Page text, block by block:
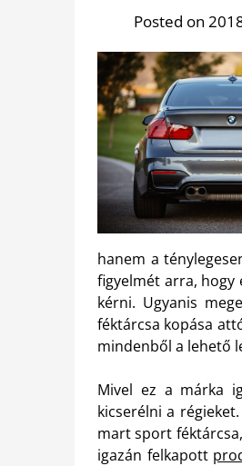
Posted on
hanem a
figyelmét arra, hogy
kérni. Ugyanis
féktárcsa kopása
mindenből a lehető
Mivel ez a márka
kicserélni a
mart sport
igazán felkapott